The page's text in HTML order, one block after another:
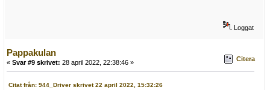
Loggat
Pappakulan
« Svar #9 skrivet: 28 april 2022, 22:38:46 » Citera
Citat från: 944_Driver skrivet 22 april 2022, 15:32:26